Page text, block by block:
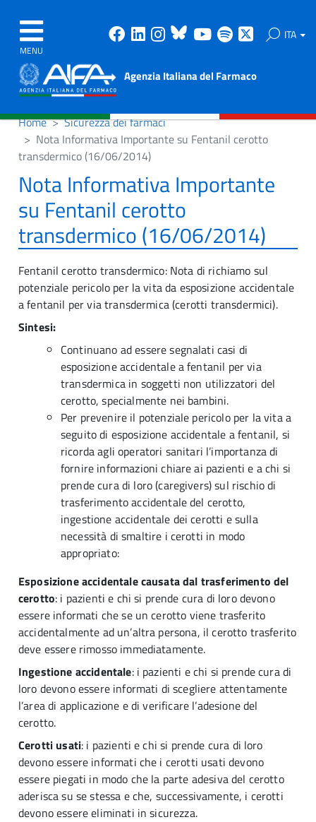
MENU
Facebook
Linkedin
Instagram
Bluesky
Youtube
Spotify ITA
Agenzia Italiana del Farmaco
Home
Sicurezza dei farmaci
Nota Informativa Importante su Fentanil cerotto
transdermico (16/06/2014)
Nota Informativa Importante
su Fentanil cerotto
transdermico (16/06/2014)
Fentanil cerotto transdermico: Nota di richiamo sul
potenziale pericolo per la vita da esposizione accidentale
a fentanil per via transdermica (cerotti transdermici).
Sintesi:
Continuano ad essere segnalati casi di
esposizione accidentale a fentanil per via
transdermica in soggetti non utilizzatori del
cerotto, specialmente nei bambini.
Per prevenire il potenziale pericolo per la vita a
seguito di esposizione accidentale a fentanil, si
ricorda agli operatori sanitari l’importanza di
fornire informazioni chiare ai pazienti e a chi si
prende cura di loro (caregivers) sul rischio di
trasferimento accidentale del cerotto,
ingestione accidentale dei cerotti e sulla
necessità di smaltire i cerotti in modo
appropriato:
Esposizione accidentale causata dal trasferimento del
cerotto: i pazienti e chi si prende cura di loro devono
essere informati che se un cerotto viene trasferito
accidentalmente ad un’altra persona, il cerotto trasferito
deve essere rimosso immediatamente.
Ingestione accidentale: i pazienti e chi si prende cura di
loro devono essere informati di scegliere attentamente
l’area di applicazione e di verificare l’adesione del
cerotto.
Cerotti usati: i pazienti e chi si prende cura di loro
devono essere informati che i cerotti usati devono
essere piegati in modo che la parte adesiva del cerotto
aderisca su se stessa e che, successivamente, i cerotti
devono essere eliminati in sicurezza.